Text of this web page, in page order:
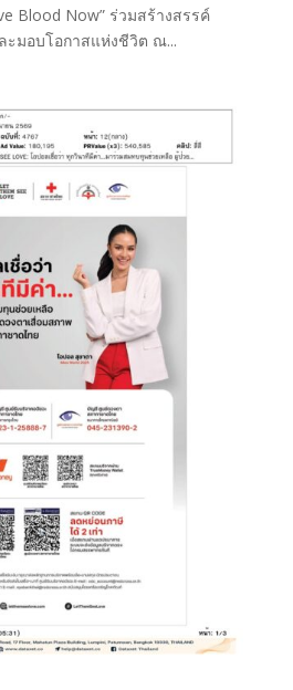
Blood Now” ร่วมสร้างสรรค์
ะมอบโอกาสแห่งชีวิต ณ...